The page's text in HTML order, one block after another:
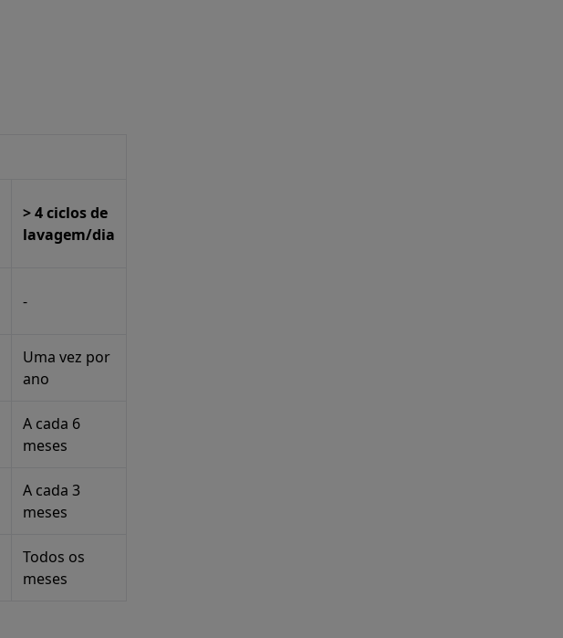
> 4 ciclos de
lavagem/dia
-
Uma vez por
ano
A cada 6
meses
A cada 3
meses
Todos os
meses